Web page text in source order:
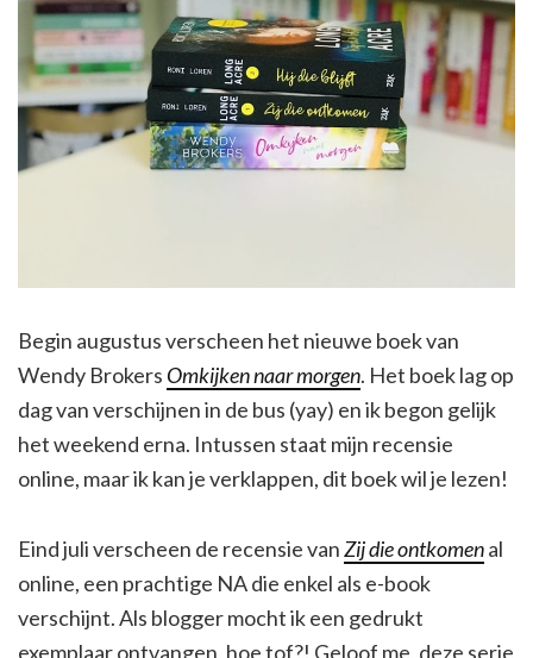
Begin augustus verscheen het nieuwe boek van
Wendy Brokers Omkijken naar morgen. Het boek lag op
dag van verschijnen in de bus (yay) en ik begon gelijk
het weekend erna. Intussen staat mijn recensie
online, maar ik kan je verklappen, dit boek wil je lezen!
Eind juli verscheen de recensie vanZij die ontkomenal
online, een prachtige NA die enkel als e-book
verschijnt. Als blogger mocht ik een gedrukt
exemplaar ontvangen, hoe tof?! Geloof me, deze serie